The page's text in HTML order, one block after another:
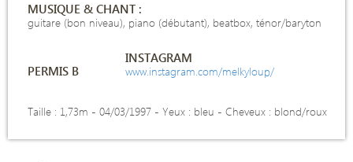
MUSIQUE & CHANT :
guitare (bon niveau), piano (débutant), beatbox, ténor/baryton
PERMIS B
INSTAGRAM
www.instagram.com/melkyloup/
Taille : 1,73m - 04/03/1997 - Yeux : bleu - Cheveux : blond/roux